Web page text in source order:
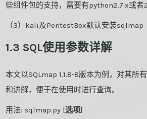
些组件包的支持，需要有python2.7.x或者
（3）kali及PentestBox默认安装sqlmap
1.3 SQL使用参数详解
本文以SQLmap 1.1.8-8版本为例，对其所
和讲解，便于在使用时进行查询。
用法: sqlmap.py [选项]